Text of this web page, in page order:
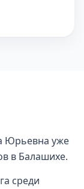
Юрьевна уже
в Балашихе.
среди